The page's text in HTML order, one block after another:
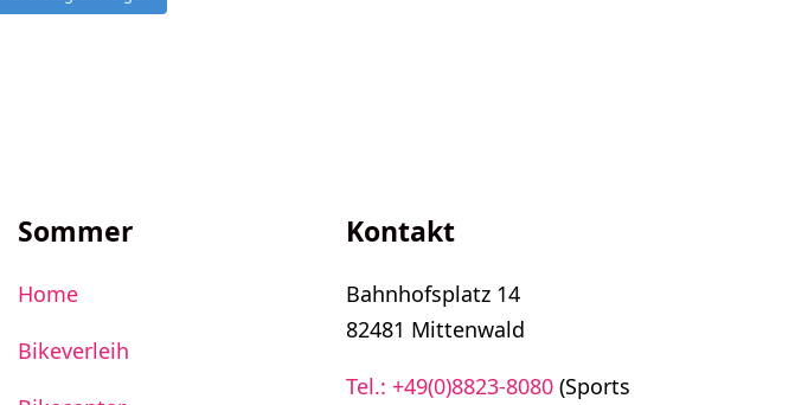
Sommer
Home
Bikeverleih
Kontakt
Bahnhofsplatz 14
82481 Mittenwald
Tel.: +49(0)8823-8080(Sports